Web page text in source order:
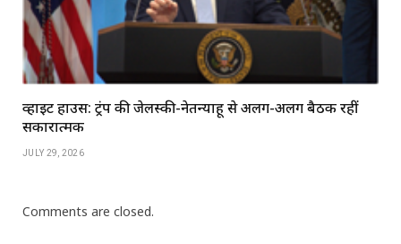
व्हाइट हाउस: ट्रंप की जेलेंस्की-नेतन्याहू से अलग-अलग बैठकें रहीं
सकारात्मक
JULY 29, 2026
Comments are closed.